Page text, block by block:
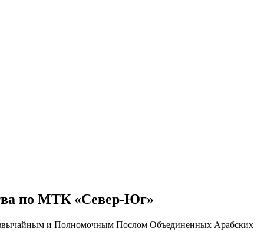
по МТК «Север-Юг»
и Полномочным Послом Объединенных Арабских